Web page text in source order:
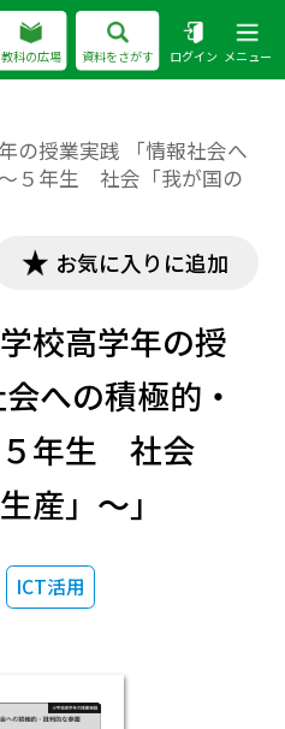
教科の広場 資料をさがす ログイン メニュー
授業実践 「情報社会へ
５年生 社会「我が国の
お気に入りに追加
校高学年の授
への積極的・
５年生 社会
産」～」
ICT活用